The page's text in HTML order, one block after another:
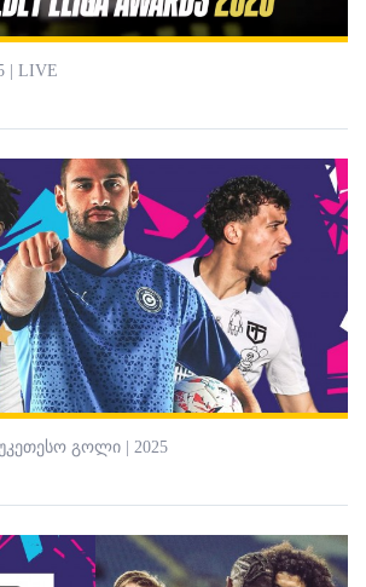
| LIVE
გოლი | 2025